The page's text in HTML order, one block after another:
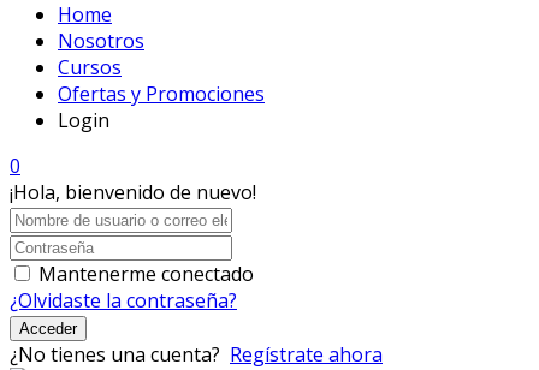
Home
Nosotros
Cursos
Ofertas y Promociones
Login
0
¡Hola, bienvenido de nuevo!
Mantenerme conectado
¿Olvidaste la contraseña?
Acceder
¿No tienes una cuenta? Regístrate ahora